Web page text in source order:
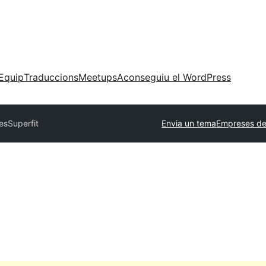
TraduccionsMeetupsAconseguiu el WordPress
Superfit Envia un temaEmpreses